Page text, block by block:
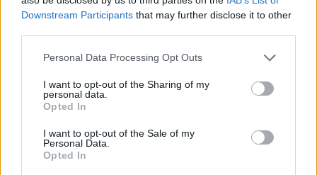
Downstream Participants that may further disclose it to other
Please note that this website/app uses one or more Google
not limited to your visit or usage behaviour. You may click to
grant or deny consent to Google and its third-party tags to
use your data for below specified purposes in below Google
consent section.
Personal Data Processing Opt Outs
I want to opt-out of the Sharing of my
personal data.
Opted In
I want to opt-out of the Sale of my
Personal Data.
Opted In
επιστροφή τους από αυτόν και κυμαίνεται από μία
έως τρείς ημέρες.
Ειδικότερα, για τη μετάβαση στον τόπο άσκησης
του εκλογικού δικαιώματος θα χορηγηθεί ειδική
Για εργαζόμενους με εξαήμερο: